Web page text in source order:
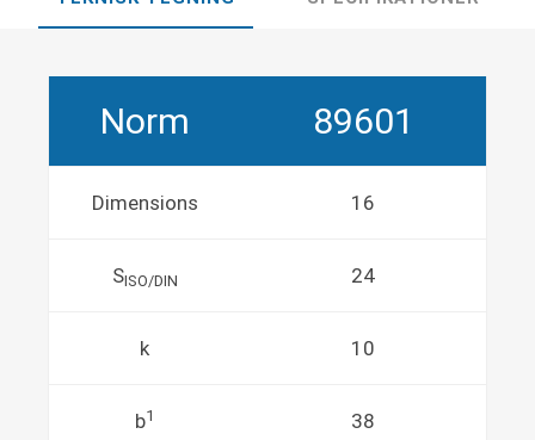
Norm 89601
Dimensions 16
SISO/DIN 24
k 10
b1 38